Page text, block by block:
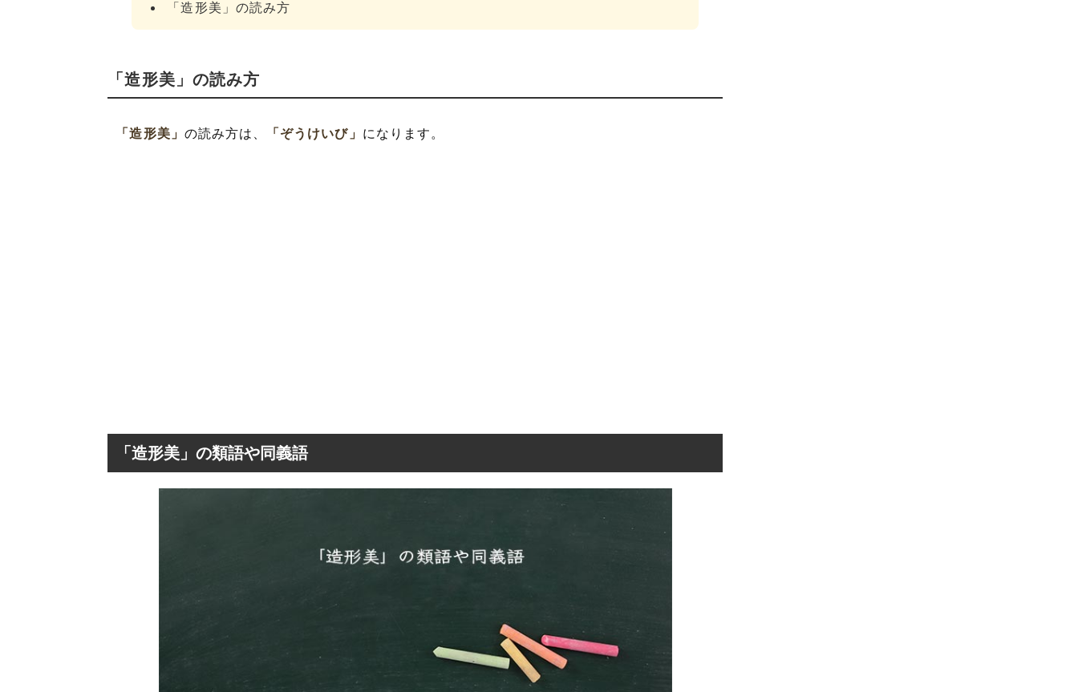
「造形美」の読み方
「造形美」の読み方
「造形美」 の読み方は、 「ぞうけいび」 になります。
「造形美」の類語や同義語